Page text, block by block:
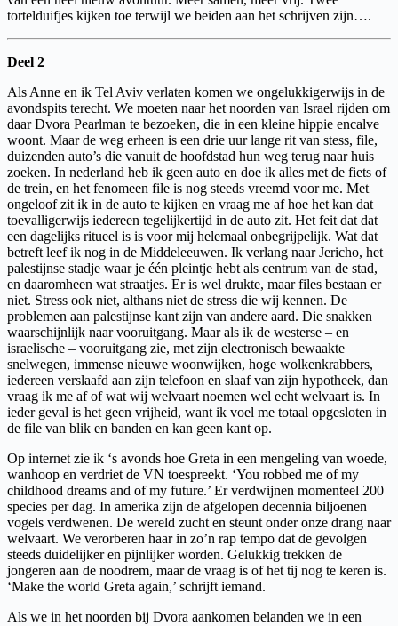
tortelduifjes kijken toe terwijl we beiden aan het schrijven zijn….
Deel 2
Als Anne en ik Tel Aviv verlaten komen we ongelukkigerwijs in de
avondspits terecht. We moeten naar het noorden van Israel rijden om
daar Dvora Pearlman te bezoeken, die in een kleine hippie encalve
woont. Maar de weg erheen is een drie uur lange rit van stess, file,
duizenden auto’s die vanuit de hoofdstad hun weg terug naar huis
zoeken. In nederland heb ik geen auto en doe ik alles met de fiets of
de trein, en het fenomeen file is nog steeds vreemd voor me. Met
ongeloof zit ik in de auto te kijken en vraag me af hoe het kan dat
toevalligerwijs iedereen tegelijkertijd in de auto zit. Het feit dat dat
een dagelijks ritueel is is voor mij helemaal onbegrijpelijk. Wat dat
betreft leef ik nog in de Middeleeuwen. Ik verlang naar Jericho, het
palestijnse stadje waar je één pleintje hebt als centrum van de stad,
en daaromheen wat straatjes. Er is wel drukte, maar files bestaan er
niet. Stress ook niet, althans niet de stress die wij kennen. De
problemen aan palestijnse kant zijn van andere aard. Die snakken
waarschijnlijk naar vooruitgang. Maar als ik de westerse – en
israelische – vooruitgang zie, met zijn electronisch bewaakte
snelwegen, immense nieuwe woonwijken, hoge wolkenkrabbers,
iedereen verslaafd aan zijn telefoon en slaaf van zijn hypotheek, dan
vraag ik me af of wat wij welvaart noemen wel echt welvaart is. In
ieder geval is het geen vrijheid, want ik voel me totaal opgesloten in
de file van blik en banden en kan geen kant op.
Op internet zie ik ‘s avonds hoe Greta in een mengeling van woede,
wanhoop en verdriet de VN toespreekt. ‘You robbed me of my
childhood dreams and of my future.’ Er verdwijnen momenteel 200
species per dag. In amerika zijn de afgelopen decennia biljoenen
vogels verdwenen. De wereld zucht en steunt onder onze drang naar
welvaart. We verorberen haar in zo’n rap tempo dat de gevolgen
steeds duidelijker en pijnlijker worden. Gelukkig trekken de
jongeren aan de noodrem, maar de vraag is of het tij nog te keren is.
‘Make the world Greta again,’ schrijft iemand.
Als we in het noorden bij Dvora aankomen belanden we in een